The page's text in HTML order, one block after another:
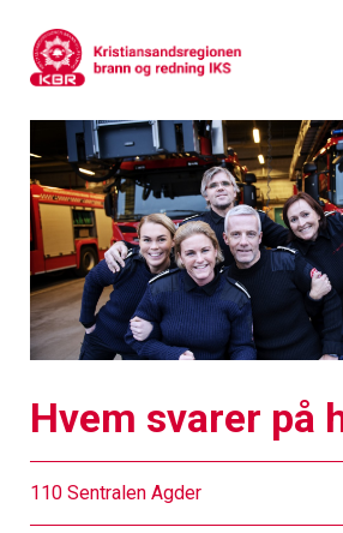
Hvem svarer på
110 Sentralen Agder